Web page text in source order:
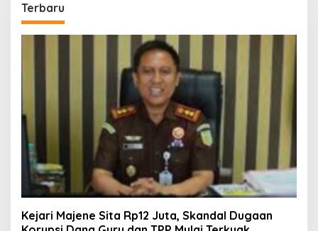
Terbaru
Kejari Majene Sita Rp12 Juta, Skandal Dugaan